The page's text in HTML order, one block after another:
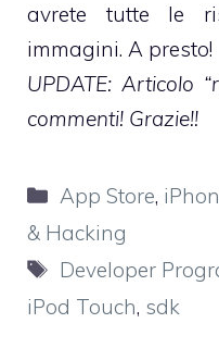
avrete tutte le
immagini. A presto!
UPDATE: Articolo
commenti! Grazie!!
Categorie
App Store,
& Hacking
Tag
Developer
iPod Touch, sdk